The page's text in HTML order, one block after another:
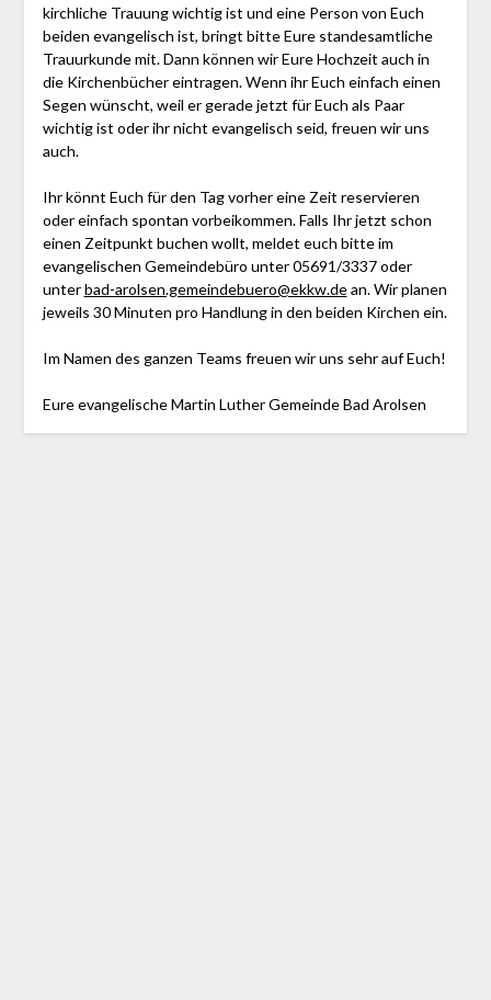
kirchliche Trauung wichtig ist und eine Person von Euch
beiden evangelisch ist, bringt bitte Eure standesamtliche
Trauurkunde mit. Dann können wir Eure Hochzeit auch in
die Kirchenbücher eintragen. Wenn ihr Euch einfach einen
Segen wünscht, weil er gerade jetzt für Euch als Paar
wichtig ist oder ihr nicht evangelisch seid, freuen wir uns
auch.
Ihr könnt Euch für den Tag vorher eine Zeit reservieren
oder einfach spontan vorbeikommen. Falls Ihr jetzt schon
einen Zeitpunkt buchen wollt, meldet euch bitte im
evangelischen Gemeindebüro unter 05691/3337 oder
unterbad-arolsen.gemeindebuero@ekkw.dean. Wir planen
jeweils 30 Minuten pro Handlung in den beiden Kirchen ein.
Im Namen des ganzen Teams freuen wir uns sehr auf Euch!
Eure evangelische Martin Luther Gemeinde Bad Arolsen